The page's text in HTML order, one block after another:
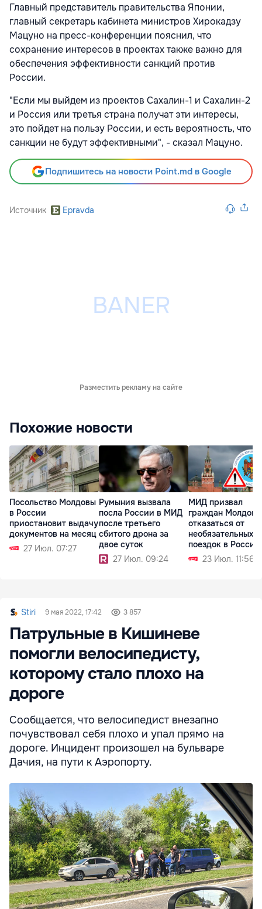
Главный представитель правительства Японии,
главный секретарь кабинета министров Хирокадзу
Мацуно на пресс-конференции пояснил, что
сохранение интересов в проектах также важно для
обеспечения эффективности санкций против
России.
"Если мы выйдем из проектов Сахалин-1 и Сахалин-2
и Россия или третья страна получат эти интересы,
это пойдет на пользу России, и есть вероятность, что
санкции не будут эффективными", - сказал Мацуно.
Подпишитесь на новости Point.md в Google
Источник Epravda
Разместить рекламу на сайте
Похожие новости
Посольство Молдовы
в России
приостановит выдачу
документов на месяц
27 Июл. 07:27
Румыния вызвала
посла России в МИД
после третьего
сбитого дрона за
двое суток
27 Июл. 09:24
МИД призвал
граждан Молдовы
отказаться от
необязательных
поездок в Россию
23 Июл. 11:56
Stiri 9 мая 2022, 17:42 3 857
Патрульные в Кишиневе
помогли велосипедисту,
которому стало плохо на
дороге
Сообщается, что велосипедист внезапно
почувствовал себя плохо и упал прямо на
дороге. Инцидент произошел на бульваре
Дачия, на пути к Аэропорту.